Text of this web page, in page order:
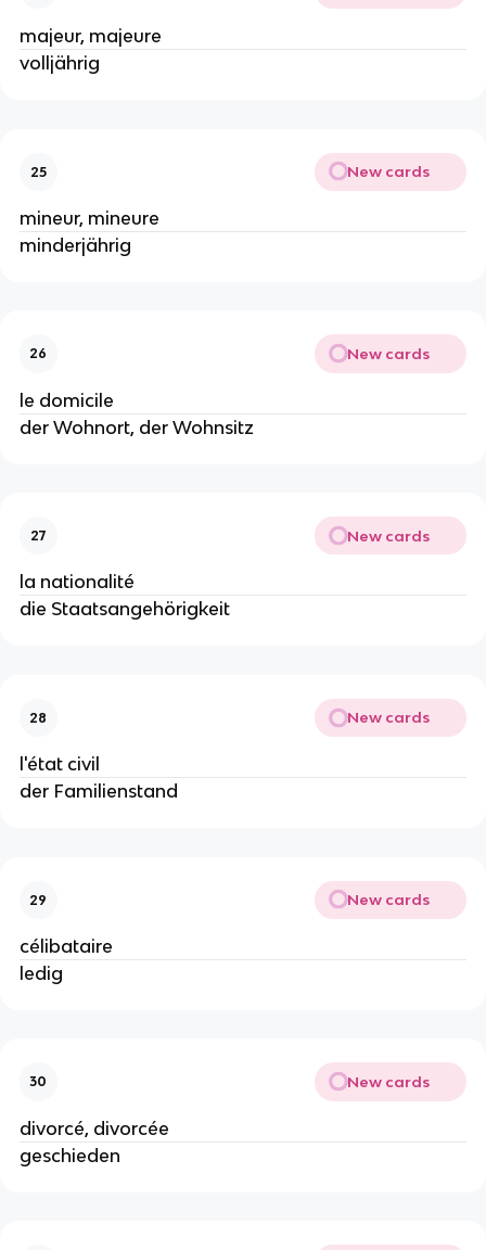
majeur, majeure
volljährig
25 New cards
mineur, mineure
minderjährig
26 New cards
le domicile
der Wohnort, der Wohnsitz
27 New cards
la nationalité
die Staatsangehörigkeit
28 New cards
l'état civil
der Familienstand
29 New cards
célibataire
ledig
30 New cards
divorcé, divorcée
geschieden